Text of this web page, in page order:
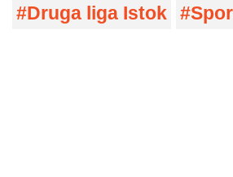
Druga liga Istok